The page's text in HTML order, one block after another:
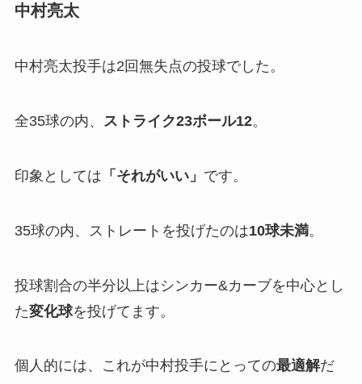
中村亮太
中村亮太投手は2回無失点の投球でした。
全35球の内、 ストライク23ボール12。
印象としては 「 それがいい」 です。
35球の内、ストレートを投げたのは10球未満。
投球割合の半分以上はシンカー&カーブを中心とし
た変化球を投げてます。
個人的には、これが中村投手にとっての最適解だ